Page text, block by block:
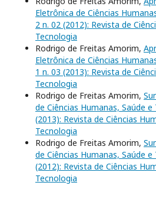
Eletrônica de Ciências
2 n. 02 (2012): Revista de
Tecnologia
Rodrigo de Freitas Amorim,
Eletrônica de Ciências
1 n. 03 (2013): Revista de
Tecnologia
Rodrigo de Freitas Amorim,
de Ciências Humanas, Saúde e
(2013): Revista de Ciências
Tecnologia
Rodrigo de Freitas Amorim,
de Ciências Humanas, Saúde e
(2012): Revista de Ciências
Tecnologia